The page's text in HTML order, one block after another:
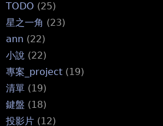
TODO (25)
星之一角 (23)
ann (22)
小說 (22)
專案_project (19)
清單 (19)
鍵盤 (18)
投影片 (12)